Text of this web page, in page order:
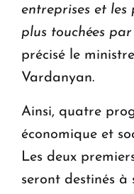
entreprises et
plus touchées
précisé le
Vardanyan.
Ainsi, quatre
économique et
Les deux
seront destinés à